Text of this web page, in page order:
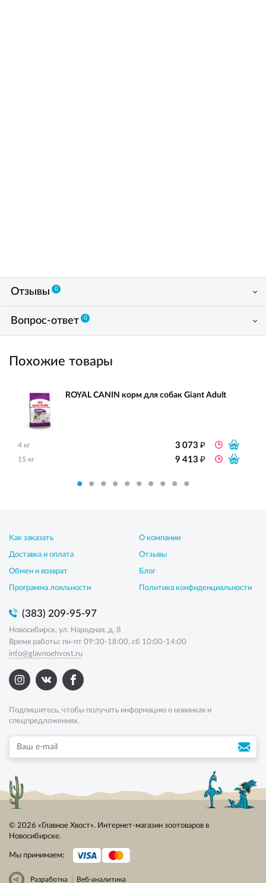
Отзывы 0
Вопрос-ответ 0
Похожие товары
ROYAL CANIN корм для собак Giant Adult
4 кг 3 073₽
15 кг 9 413₽
Как заказать
Доставка и оплата
Обмен и возврат
Программа лояльности
О компании
Отзывы
Блог
Политика конфиденциальности
(383) 209-95-97
Новосибирск, ул. Народная, д. 8
Время работы: пн-пт 09:30-18:00, сб 10:00-14:00
info@glavnoehvost.ru
Подпишитесь, чтобы получать информацию о новинках и
спецпредложениях.
© 2026 «Главное Хвост». Интернет-магазин зоотоваров в
Новосибирске.
Мы принимаем:
Разработка Веб-аналитика